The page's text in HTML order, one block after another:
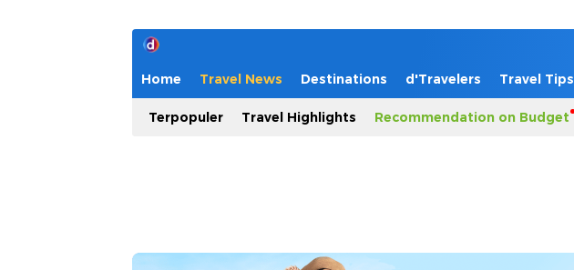
Home Travel News Destinations d'Travelers Travel Tips
Terpopuler Travel Highlights Recommendation on Budget